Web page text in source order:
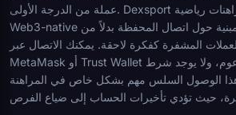
عملة من الدرجة الأولى. Dexsport هي منصة مراهنات رياضية GambleFi
Web3-native تعمل منذ عام 2022، مبنية حول اتصال المحفظة بدلاً من
المشفرة كفكرة لاحقة. يمكنك الاتصال عبر
MetaMask أو Trust Wallet أو حساب تبادل مدعوم، ولا يوجد شرط KYC
هذا الوصول السلس مهم بشكل خاص في المراهنة